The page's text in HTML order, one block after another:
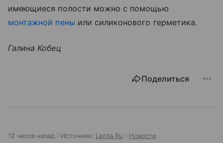
имеющиеся полости можно с помощью
монтажной пены или силиконового герметика.
Галина Кобец
Поделиться
12 часов назад Источник: Lenta.Ru Новости